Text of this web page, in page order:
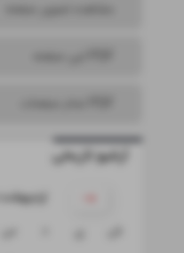
آرشیو تاریخی
۱۴۰۵ اردیبهشت